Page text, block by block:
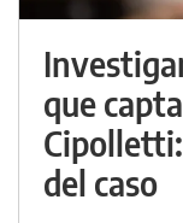
que
del caso